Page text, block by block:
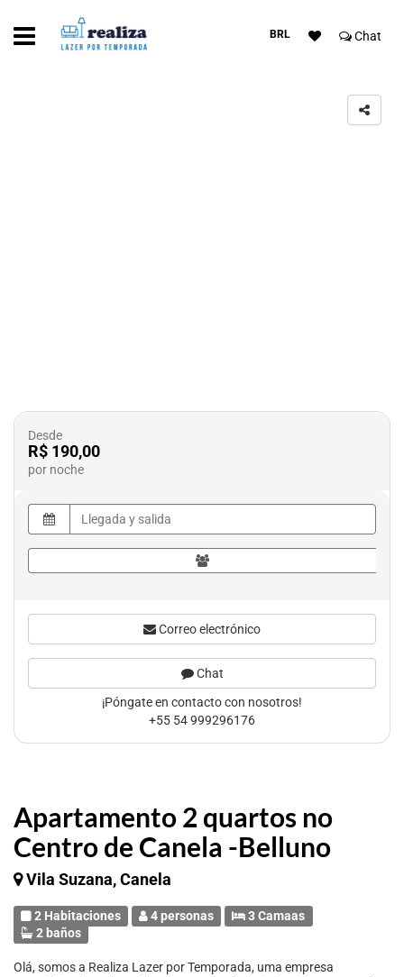
BRL Chat
Apartamento 2 quartos no
Centro de Canela -Belluno
Vila Suzana, Canela
2 Habitaciones 4 personas
3 Camaas
2 baños
Olá, somos a Realiza Lazer por Temporada, uma empresa
Desde
R$ 190,00
por noche
Correo electrónico
Chat
¡Póngate en contacto con nosotros!
+55 54 999296176